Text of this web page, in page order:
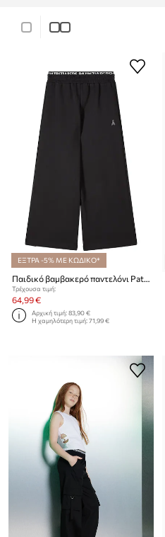
ΕΞΤΡΑ -5% ΜΕ ΚΩΔΙΚΟ*
Παιδικό βαμβακερό παντελόνι Patrizia Pepe J409
Τρέχουσα τιμή:
64,99 €
Αρχική τιμή:83,90 €
Η χαμηλότερη τιμή:71,99 €